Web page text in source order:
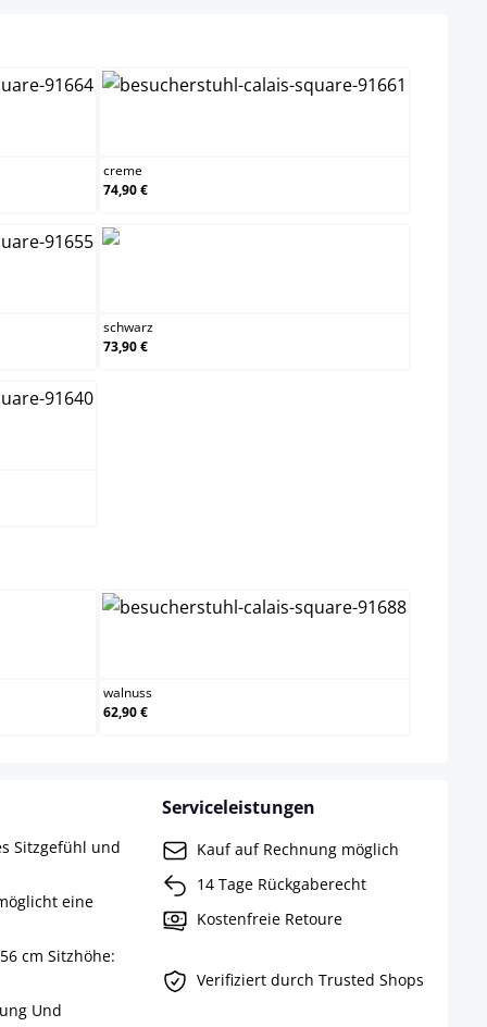
creme
74,90 €
schwarz
73,90 €
walnuss
62,90 €
Sitzgefühl und
eine
cm Sitzhöhe:
Und
Serviceleistungen
Kauf auf Rechnung möglich
14 Tage Rückgaberecht
Kostenfreie Retoure
Verifiziert durch Trusted Shops